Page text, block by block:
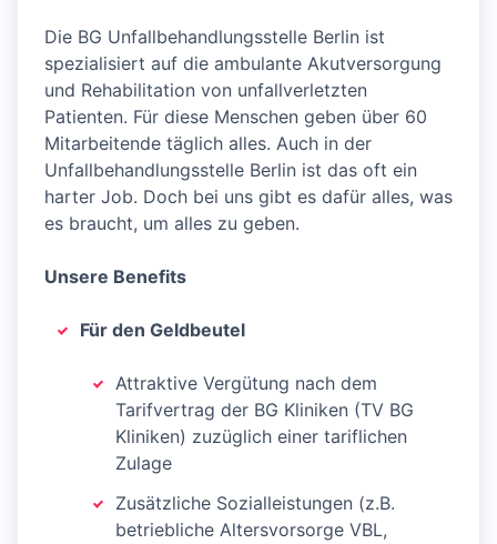
Die BG Unfallbehandlungsstelle Berlin ist
spezialisiert auf die ambulante Akutversorgung
und Rehabilitation von unfallverletzten
Patienten. Für diese Menschen geben über 60
Mitarbeitende täglich alles. Auch in der
Unfallbehandlungsstelle Berlin ist das oft ein
harter Job. Doch bei uns gibt es dafür alles, was
es braucht, um alles zu geben.
Unsere Benefits
Für den Geldbeutel
Attraktive Vergütung nach dem
Tarifvertrag der BG Kliniken (TV BG
Kliniken) zuzüglich einer tariflichen
Zulage
Zusätzliche Sozialleistungen (z.B.
betriebliche Altersvorsorge VBL,